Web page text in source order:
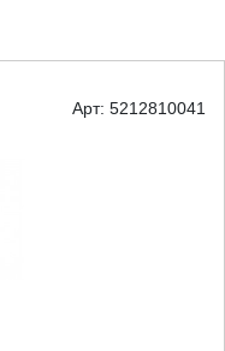
Арт: 5212810041